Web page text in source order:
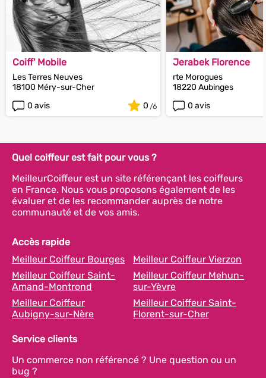
Coiff' Mobile
Les Terres Neuves
18100 Méry-sur-Cher
0 avis
0
Jerabek Florence
rte Morogues
18220 Aubinges
0 avis
Quel coiffeur est fait pour vous ?
MeilleurCoiffeur est un site référençant les coiffeurs
en France. Nous vous proposons également de les
évaluer et de les recommander auprès de notre
communauté et de vos amis.
Accès rapide
Meilleur Coiffeur Bourges
Meilleur Coiffeur Vierzon
Meilleur Coiffeur Saint-
Amand-Montrond
Meilleur Coiffeur Mehun-
sur-Yèvre
Meilleur Coiffeur
Aubigny-sur-Nère
Meilleur Coiffeur Saint-
Florent-sur-Cher
Service clients
Un commerce non référencé ? Une question ou un
bug ?